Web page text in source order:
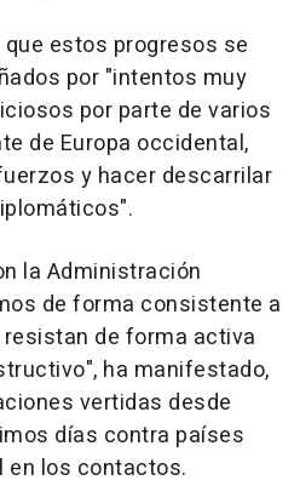
estos progresos se
por "intentos muy
por parte de varios
de Europa occidental,
y hacer descarrilar
la Administración
de forma consistente a
de forma activa
ha manifestado,
vertidas desde
días contra países
en los contactos.